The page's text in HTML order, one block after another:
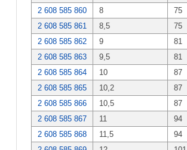
2 608 585 860
8 75
2 608 585 861
8,5 75
2 608 585 862
9 81
2 608 585 863
9,5 81
2 608 585 864
10 87
2 608 585 865
10,2 87
2 608 585 866
10,5 87
2 608 585 867
11 94
2 608 585 868
11,5 94